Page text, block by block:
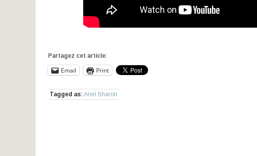
Partagez cet article:
Email Print
Tagged as: Ariel Sharon